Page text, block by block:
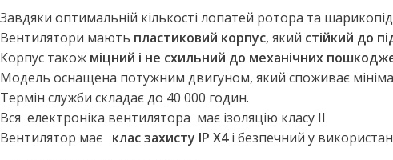
ВУЛИЧНЕ ОСВІТЛЕННЯ
Прожектори світлодіодні
Вуличні світильники
Вуличні ліхтарі
Вулична гірлянда
ДАТЧИКИ РУХУ ТА
Меблеві світильники
Споти
ПРОМИСЛОВЕ ОСВІТЛЕННЯ
LED панелі армстронг
Лінійні світильники
Промислові світильники підвісні
Завдяки оптимальній кількості лопатей ротора та
Вентилятори мають пластиковий корпус, який стійкий до
Корпус також міцний і не схильний до механічних
Модель оснащена потужним двигуном, який споживає
Термін служби складає до 40 000 годин.
Вся електроніка вентилятора має ізоляцію класу II
Вентилятор має клас захисту IP X4і безпечний у